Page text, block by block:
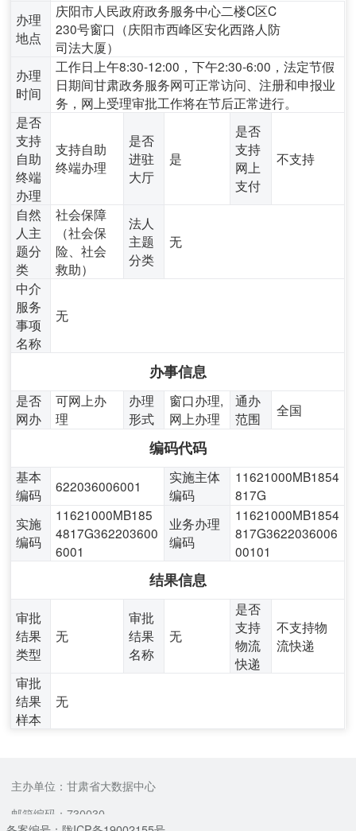
办理
地点
庆阳市人民政府政务服务中心二楼C区C
230号窗口（庆阳市西峰区安化西路人防
司法大厦）
办理
时间
工作日上午8:30-12:00，下午2:30-6:00，法定节假
日期间甘肃政务服务网可正常访问、注册和申报业
务，网上受理审批工作将在节后正常进行。
是否
支持
自助
终端
办理
支持自助
终端办理
是否
进驻
大厅
是
是否
支持
网上
支付
不支持
自然
人主
题分
类
社会保障
（社会保
险、社会
救助）
法人
主题
分类
无
中介
服务
事项
名称
无
办事信息
是否
网办
可网上办
理
办理
形式
窗口办理,
网上办理
通办
范围
全国
编码代码
基本
编码
622036006001
实施主体
编码
11621000MB1854
817G
实施
编码
11621000MB185
4817G362203600
6001
业务办理
编码
11621000MB1854
817G3622036006
00101
结果信息
审批
结果
类型
无
审批
结果
名称
无
是否
支持
物流
快递
不支持物
流快递
审批
结果
样本
无
主办单位：甘肃省大数据中心
邮箱编码：730030